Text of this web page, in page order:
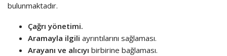
bulunmaktadır.
Çağrı yönetimi.
Aramayla ilgili ayrıntılarını sağlaması.
Arayanı ve alıcıyı birbirine bağlaması.